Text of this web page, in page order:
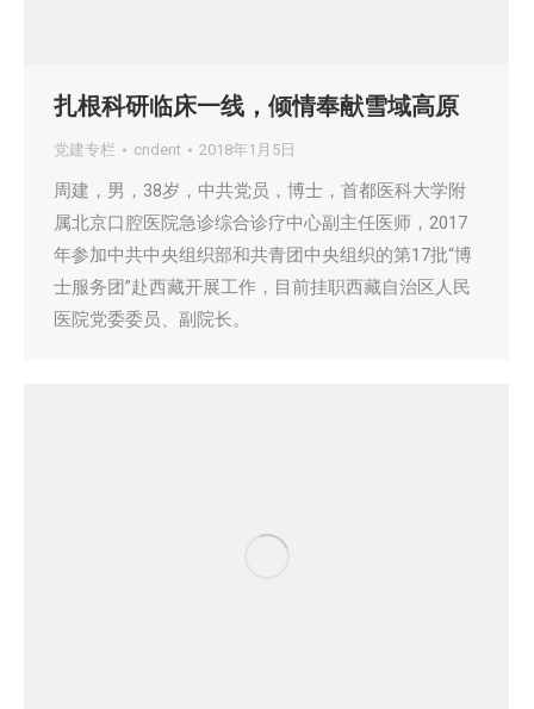
扎根科研临床一线，倾情奉献雪域高原
党建专栏 cndent 2018年1月5日
周建，男，38岁，中共党员，博士，首都医科大学附
属北京口腔医院急诊综合诊疗中心副主任医师，2017
年参加中共中央组织部和共青团中央组织的第17批“博
士服务团”赴西藏开展工作，目前挂职西藏自治区人民
医院党委委员、副院长。